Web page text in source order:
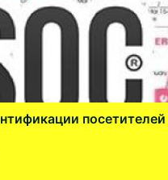
посетителей